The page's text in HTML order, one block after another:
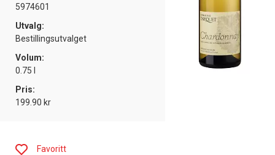
5974601
Utvalg:
Bestillingsutvalget
Volum:
0.75 l
Pris:
199.90 kr
Favoritt